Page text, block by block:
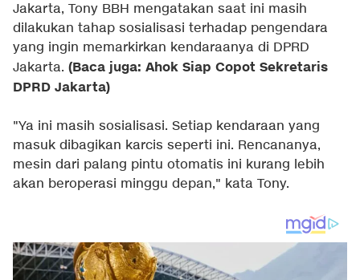
Jakarta, Tony BBH mengatakan saat ini masih
dilakukan tahap sosialisasi terhadap pengendara
yang ingin memarkirkan kendaraanya di DPRD
Jakarta. (Baca juga: Ahok Siap Copot Sekretaris
DPRD Jakarta)
"Ya ini masih sosialisasi. Setiap kendaraan yang
masuk dibagikan karcis seperti ini. Rencananya,
mesin dari palang pintu otomatis ini kurang lebih
akan beroperasi minggu depan," kata Tony.